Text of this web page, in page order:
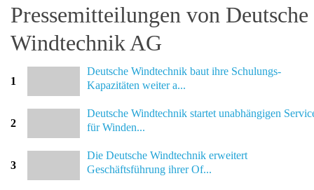
Pressemitteilungen von Deutsche
Windtechnik AG
1
Deutsche Windtechnik baut ihre Schulungs-
Kapazitäten weiter a...
2
Deutsche Windtechnik startet unabhängigen
für Winden...
3
Die Deutsche Windtechnik erweitert
Geschäftsführung ihrer Of...